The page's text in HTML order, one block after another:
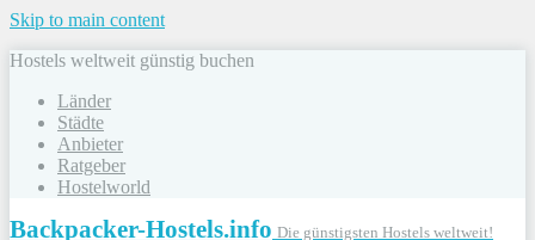
Skip to main content
Hostels weltweit günstig buchen
Länder
Städte
Anbieter
Ratgeber
Hostelworld
Backpacker-Hostels.info Die günstigsten Hostels weltweit!